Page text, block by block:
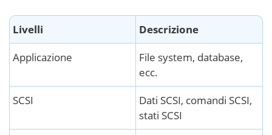
Livelli
Descrizione
Applicazione
File system, database,
ecc.
SCSI
Dati SCSI, comandi SCSI,
stati SCSI